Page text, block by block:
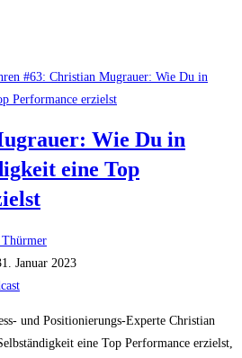
Wie Du in
eine Top
Januar 2023
und Positionierungs-Experte Christian
eine Top Performance erzielst,